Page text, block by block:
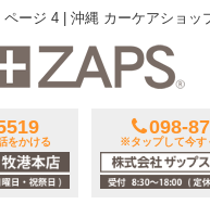
ページ 4 | 沖縄 カーケアショッ
をかける
098-
※タップして今す